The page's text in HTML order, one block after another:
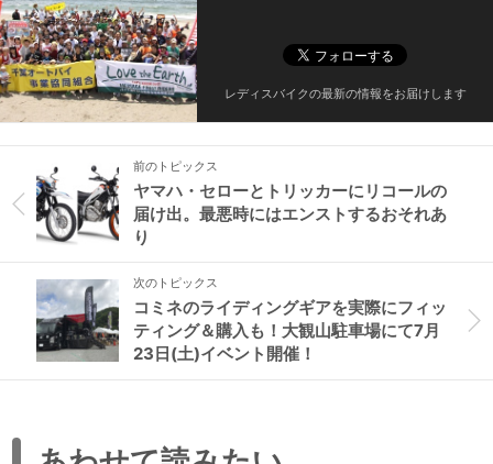
レディスバイクの最新の情報をお届けします
前のトピックス
ヤマハ・セローとトリッカーにリコールの
届け出。最悪時にはエンストするおそれあ
り
次のトピックス
コミネのライディングギアを実際にフィッ
ティング＆購入も！大観山駐車場にて7月
23日(土)イベント開催！